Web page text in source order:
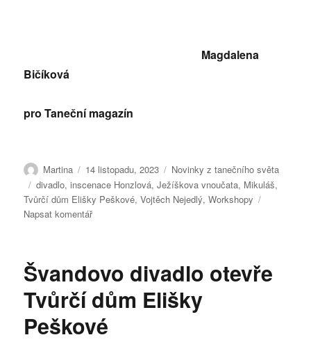
Magdalena
Bičíková
pro Taneční magazín
Autor:
Martina Publikováno:
14 listopadu, 2023 Rubriky:
Novinky z tanečního světa
Štítky:
divadlo,inscenace Honzlová,Ježíškova vnoučata, Mikuláš,
Tvůrčí dům Elišky Peškové,Vojtěch Nejedlý,Workshopy
Napsat komentářpro
Tvůrčí
Elišky
Peškové
na
Švandovo divadlo otevře
Tvůrčí dům Elišky
Peškové